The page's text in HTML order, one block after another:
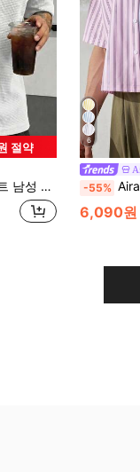
절약
, 올드 머니 스타일, 크게 나옵니다. 더 나은 핏을 위해 사이즈를 낮추세요.
6
-55% Airaco 남성
6,090원